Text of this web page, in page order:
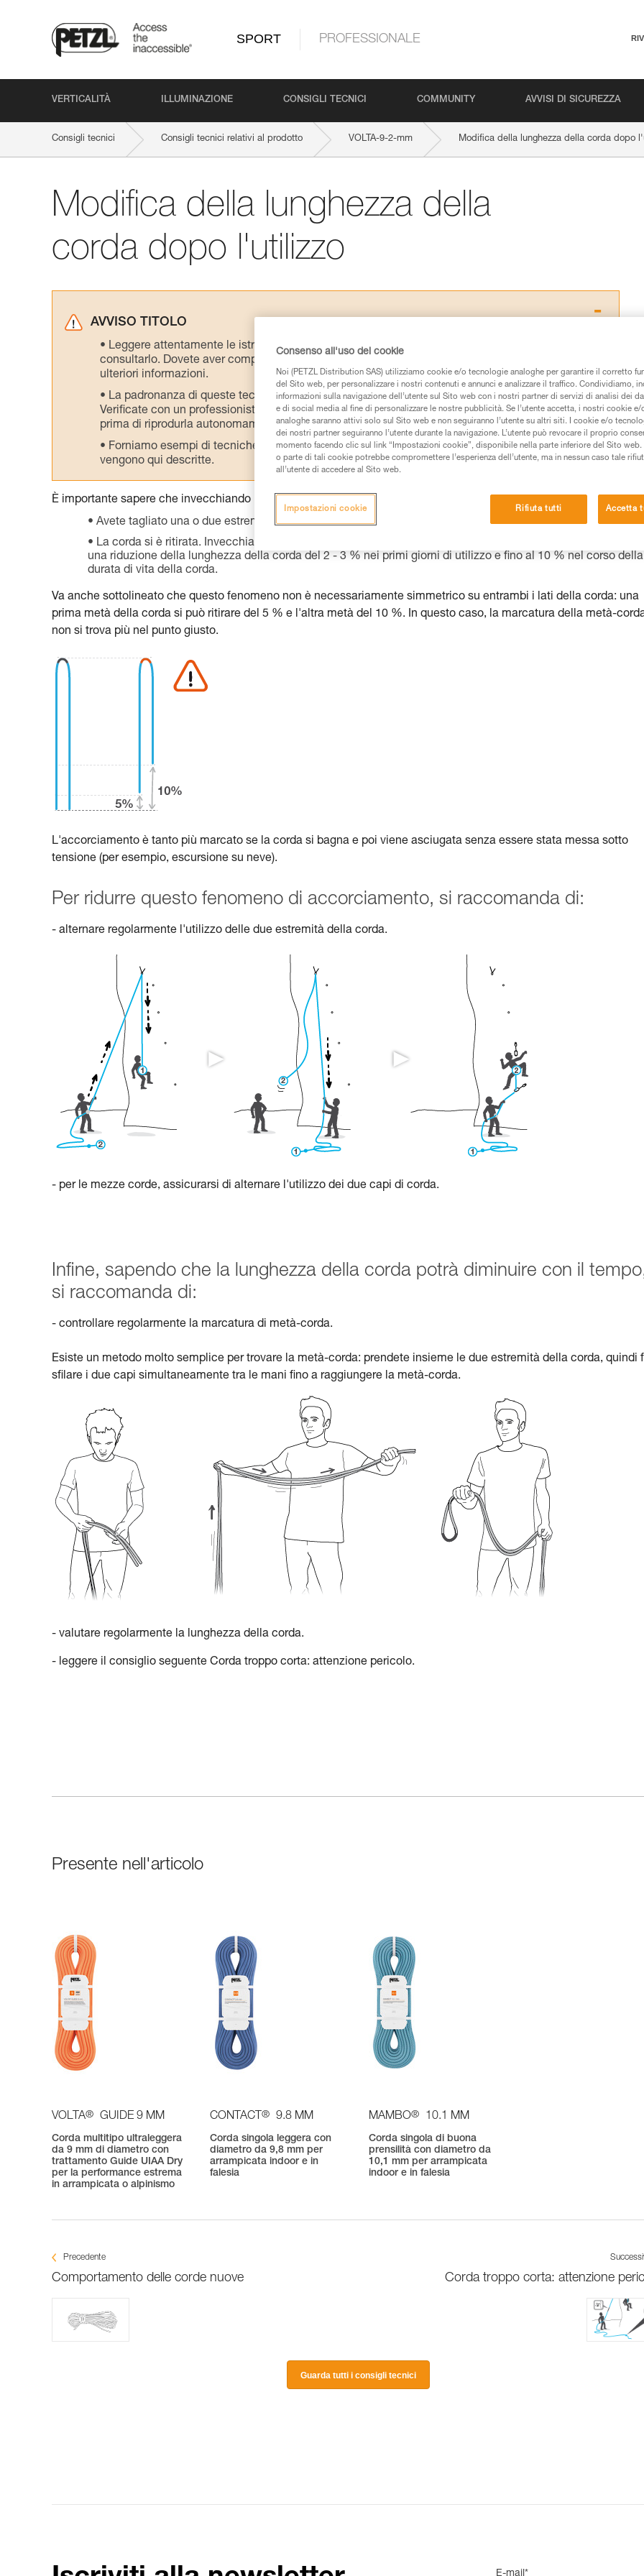
SPORT PROFESSIONALE
VERTICALITÀ ILLUMINAZIONE CONSIGLI TECNICI COMMUNITY AVVISI DI SICUREZZA
Consigli tecnici Consigli tecnici relativi al prodotto VOLTA-9-2-mm Modifica della lunghezza della corda dopo
Modifica della lunghezza della
corda dopo l'utilizzo
AVVISO TITOLO
Leggere attentamente le istruzioni tecniche dei prodotti utilizzati in questo consiglio prima di
consultarlo. Dovete aver compreso le informazioni dell’istruzione tecnica per poter capire queste
ulteriori informazioni.
La padronanza di queste tecniche richiede una formazione ed un addestramento specifico.
Verificate con un professionista la vostra capacità di rifare la manovra, da soli, in piena sicurezza,
prima di riprodurla autonomamente.
Forniamo esempi di tecniche relative alla vostra attività. Ne possono esistere altre che non
vengono qui descritte.
È importante sapere che invecchiando la vostra fune si accorcerà e questo per due diverse ragioni:
Avete tagliato una o due estremità della corda poiché erano troppo rovinate.
La corda si è ritirata. Invecchiando, la corda si gonfia e si ritira poiché la materia non si crea. Si può
una riduzione della lunghezza della corda del 2 - 3 % nei primi giorni di utilizzo e fino al 10 % nel corso della
durata di vita della corda.
Va anche sottolineato che questo fenomeno non è necessariamente simmetrico su entrambi i lati della corda: una
prima metà della corda si può ritirare del 5 % e l'altra metà del 10 %. In questo caso, la marcatura della metà-
non si trova più nel punto giusto.
L'accorciamento è tanto più marcato se la corda si bagna e poi viene asciugata senza essere stata messa sotto
tensione (per esempio, escursione su neve).
Per ridurre questo fenomeno di accorciamento, si raccomanda di:
- alternare regolarmente l'utilizzo delle due estremità della corda.
- per le mezze corde, assicurarsi di alternare l'utilizzo dei due capi di corda.
Infine, sapendo che la lunghezza della corda potrà diminuire con il
si raccomanda di:
- controllare regolarmente la marcatura di metà-corda.
Esiste un metodo molto semplice per trovare la metà-corda: prendete insieme le due estremità della corda, quindi
sfilare i due capi simultaneamente tra le mani fino a raggiungere la metà-corda.
- valutare regolarmente la lunghezza della corda.
- leggere il consiglio seguente Corda troppo corta: attenzione pericolo.
Presente nell'articolo
VOLTA® GUIDE 9 MM
Corda multitipo ultraleggera
da 9 mm di diametro con
trattamento Guide UIAA Dry
per la performance estrema
in arrampicata o alpinismo
CONTACT® 9.8 MM
Corda singola leggera con
diametro da 9,8 mm per
arrampicata indoor e in
falesia
MAMBO® 10.1 MM
Corda singola di buona
prensilità con diametro da
10,1 mm per arrampicata
indoor e in falesia
Precedente
Comportamento delle corde nuove Corda troppo corta: attenzione
Guarda tutti i consigli tecnici
E-mail*
Consenso all'uso dei cookie
Noi (PETZL Distribution SAS) utilizziamo cookie e/o tecnologie analoghe per garantire il corretto
del Sito web, per personalizzare i nostri contenuti e annunci e analizzare il traffico. Condividiamo,
informazioni sulla navigazione dell’utente sul Sito web con i nostri partner di servizi di analisi dei
e di social media al fine di personalizzare le nostre pubblicità. Se l’utente accetta, i nostri cookie
analoghe saranno attivi solo sul Sito web e non seguiranno l’utente su altri siti. I cookie e/o
dei nostri partner seguiranno l’utente durante la navigazione. L’utente può revocare il proprio
momento facendo clic sul link “Impostazioni cookie”, disponibile nella parte inferiore del Sito
o parte di tali cookie potrebbe compromettere l’esperienza dell’utente, ma in nessun caso tale
all’utente di accedere al Sito web.
Rifiuta tutti Accetta
Impostazioni cookie